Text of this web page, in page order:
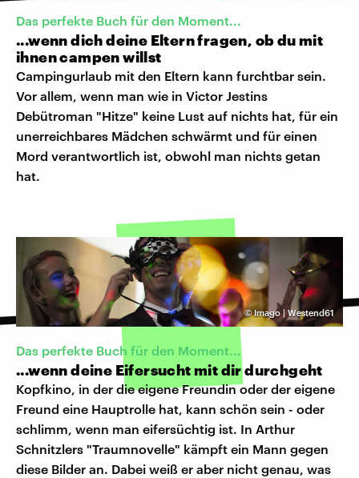
Das perfekte Buch für den Moment...
...wenn dich deine Eltern fragen, ob du mit
ihnen campen willst
Campingurlaub mit den Eltern kann furchtbar sein.
Vor allem, wenn man wie in Victor Jestins
Debütroman "Hitze" keine Lust auf nichts hat, für ein
unerreichbares Mädchen schwärmt und für einen
Mord verantwortlich ist, obwohl man nichts getan
hat.
©Imago | Westend61
Das perfekte Buch für den Moment...
...wenn deine Eifersucht mit dir durchgeht
Kopfkino, in der die eigene Freundin oder der eigene
Freund eine Hauptrolle hat, kann schön sein - oder
schlimm, wenn man eifersüchtig ist. In Arthur
Schnitzlers "Traumnovelle" kämpft ein Mann gegen
diese Bilder an. Dabei weiß er aber nicht genau, was